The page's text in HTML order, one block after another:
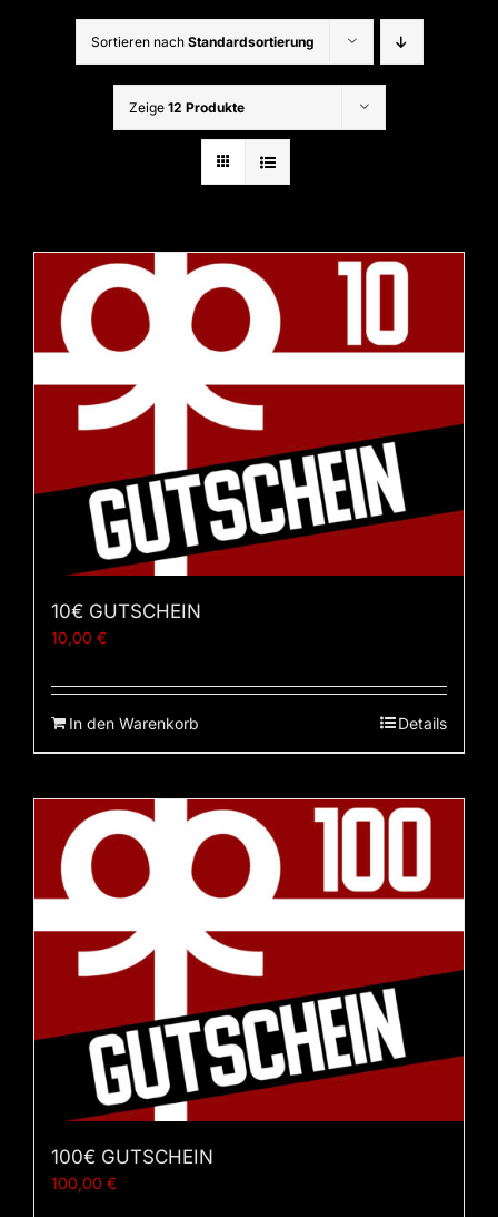
Sortieren nach Standardsortierung
Zeige 12 Produkte
10€ GUTSCHEIN
10,00 €
In den Warenkorb Details
100€ GUTSCHEIN
100,00 €